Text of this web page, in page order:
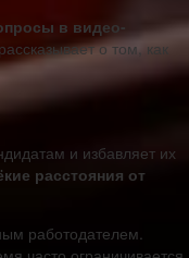
в видео-
о том, как
и избавляет их
расстояния от
работодателем.